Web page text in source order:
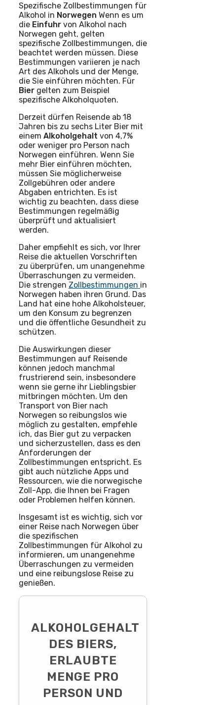
Spezifische Zollbestimmungen für
Alkohol in Norwegen Wenn es um
die Einfuhr von Alkohol nach
Norwegen geht, gelten
spezifische Zollbestimmungen, die
beachtet werden müssen. Diese
Bestimmungen variieren je nach
Art des Alkohols und der Menge,
die Sie einführen möchten. Für
Bier gelten zum Beispiel
spezifische Alkoholquoten.
Derzeit dürfen Reisende ab 18
Jahren bis zu sechs Liter Bier mit
einem Alkoholgehalt von 4,7%
oder weniger pro Person nach
Norwegen einführen. Wenn Sie
mehr Bier einführen möchten,
müssen Sie möglicherweise
Zollgebühren oder andere
Abgaben entrichten. Es ist
wichtig zu beachten, dass diese
Bestimmungen regelmäßig
überprüft und aktualisiert
werden.
Daher empfiehlt es sich, vor Ihrer
Reise die aktuellen Vorschriften
zu überprüfen, um unangenehme
Überraschungen zu vermeiden.
Die strengen Zollbestimmungen in
Norwegen haben ihren Grund. Das
Land hat eine hohe Alkoholsteuer,
um den Konsum zu begrenzen
und die öffentliche Gesundheit zu
schützen.
Die Auswirkungen dieser
Bestimmungen auf Reisende
können jedoch manchmal
frustrierend sein, insbesondere
wenn sie gerne ihr Lieblingsbier
mitbringen möchten. Um den
Transport von Bier nach
Norwegen so reibungslos wie
möglich zu gestalten, empfehle
ich, das Bier gut zu verpacken
und sicherzustellen, dass es den
Anforderungen der
Zollbestimmungen entspricht. Es
gibt auch nützliche Apps und
Ressourcen, wie die norwegische
Zoll-App, die Ihnen bei Fragen
oder Problemen helfen können.
Insgesamt ist es wichtig, sich vor
einer Reise nach Norwegen über
die spezifischen
Zollbestimmungen für Alkohol zu
informieren, um unangenehme
Überraschungen zu vermeiden
und eine reibungslose Reise zu
genießen.
ALKOHOLGEHALT
DES BIERS,
ERLAUBTE
MENGE PRO
PERSON UND